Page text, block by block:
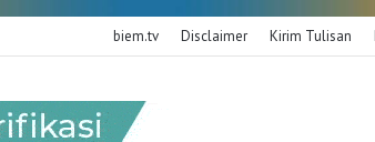
biem.tv Disclaimer Kirim Tulisan